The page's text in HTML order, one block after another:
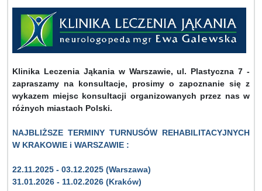
Klinika Leczenia Jąkania w Warszawie, ul. Plastyczna 7 -
zapraszamy na konsultacje, prosimy o zapoznanie się z
wykazem miejsc konsultacji organizowanych przez nas w
różnych miastach Polski.
NAJBLIŻSZE TERMINY TURNUSÓW REHABILITACYJNYCH
W KRAKOWIE i WARSZAWIE :
22.11.2025 - 03.12.2025 (Warszawa)
31.01.2026 - 11.02.2026 (Kraków)